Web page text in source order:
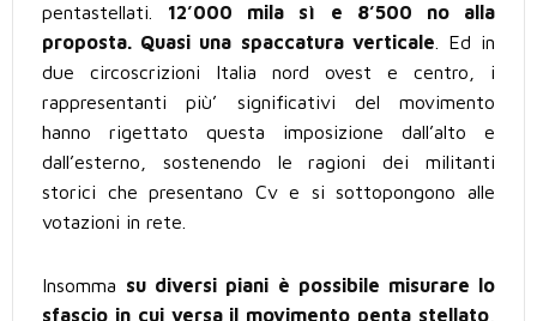
pentastellati. 12’000 mila sì e 8’500 no alla
proposta. Quasi una spaccatura verticale . Ed in
due circoscrizioni Italia nord ovest e centro, i
rappresentanti più’ significativi del movimento
hanno rigettato questa imposizione dall’alto e
dall’esterno, sostenendo le ragioni dei militanti
storici che presentano Cv e si sottopongono alle
votazioni in rete.
Insomma su diversi piani è possibile misurare lo
sfascio in cui versa il movimento penta stellato